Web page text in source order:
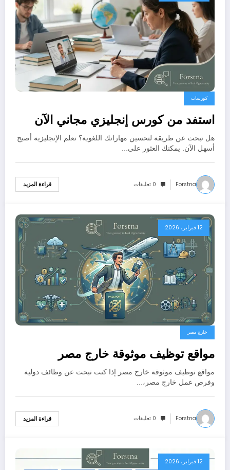
كورسات
استفد من كورس إنجليزي مجاني الآن
هل تبحث عن طريقة لتحسين مهاراتك اللغوية؟ تعلم الإنجليزية أصبح
أسهل الآن. يمكنك العثور على…
Forstna 0 تعليقات قراءة المزيد
12 فبراير، 2026
خارج مصر
مواقع توظيف موثوقة خارج مصر
مواقع توظيف موثوقة خارج مصر إذا كنت تبحث عن وظائف دولية
وفرص عمل خارج مصر،…
Forstna 0 تعليقات قراءة المزيد
12 فبراير، 2026